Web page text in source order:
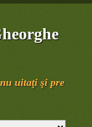
uitaţi şi pre